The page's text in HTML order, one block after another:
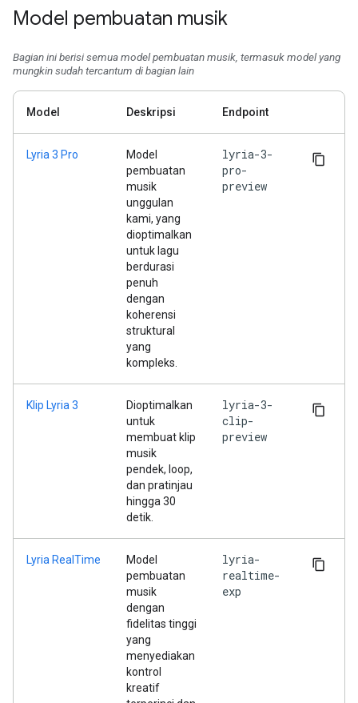
Model pembuatan musik
Bagian ini berisi semua model pembuatan musik, termasuk model yang
mungkin sudah tercantum di bagian lain
Model Deskripsi Endpoint
Lyria 3 Pro
Model
pembuatan
musik
unggulan
kami, yang
dioptimalkan
untuk lagu
berdurasi
penuh
dengan
koherensi
struktural
yang
kompleks.
lyria-3-
pro-
preview
Klip Lyria 3
Dioptimalkan
untuk
membuat klip
musik
pendek, loop,
dan pratinjau
hingga 30
detik.
lyria-3-
clip-
preview
Lyria RealTime
Model
pembuatan
musik
dengan
fidelitas tinggi
yang
menyediakan
kontrol
kreatif
lyria-
realtime-
exp